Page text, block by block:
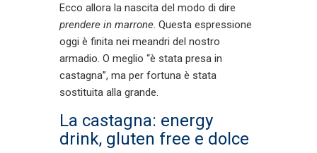
Ecco allora la nascita del modo di dire
prendere in marrone . Questa espressione
oggi è finita nei meandri del nostro
armadio. O meglio “è stata presa in
castagna”, ma per fortuna è stata
sostituita alla grande.
La castagna: energy
drink, gluten free e dolce